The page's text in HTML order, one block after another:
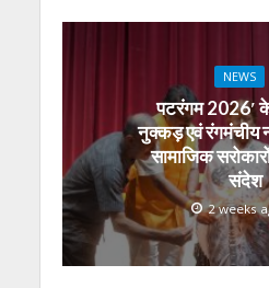
NEWS
पटरंगम 2026′
नुक्कड़ एवं रंगमंचीय
सामाजिक
संदेश
2 weeks